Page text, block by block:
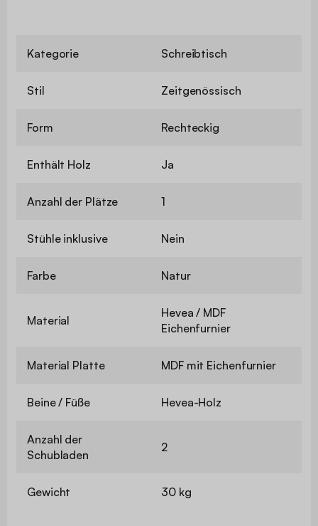
Kategorie Schreibtisch
Stil Zeitgenössisch
Form Rechteckig
Enthält Holz Ja
Anzahl der Plätze 1
Stühle inklusive Nein
Farbe Natur
Material
Hevea / MDF
Eichenfurnier
Material Platte MDF mit Eichenfurnier
Beine / Füße Hevea-Holz
Anzahl der
Schubladen
2
Gewicht 30 kg